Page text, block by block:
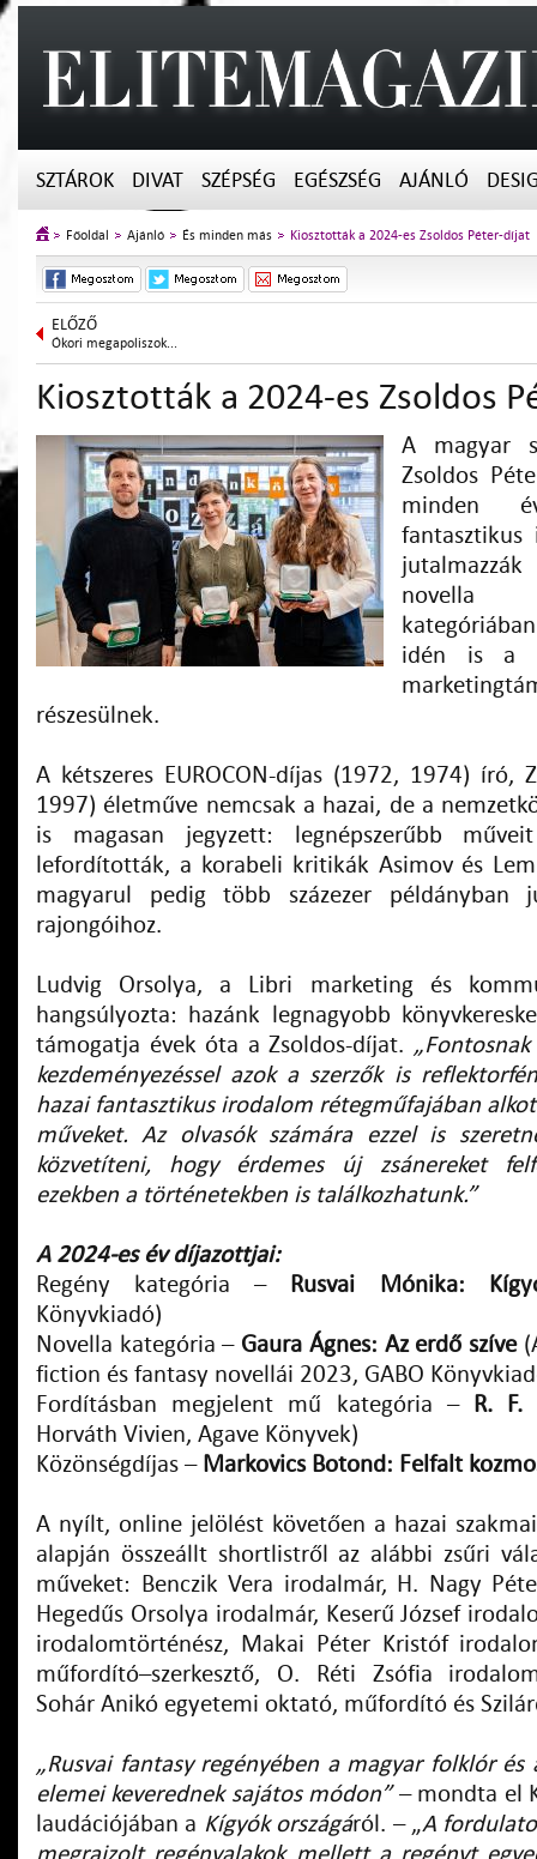
SZTÁROK DIVAT SZÉPSÉG EGÉSZSÉG AJÁNLÓ
Főoldal Ajánló És minden más Kiosztották a 2024-es Zsoldos Péter-díjat
ELŐZŐ
Ókori megapoliszok...
Kiosztották a 2024-es Zsoldos
A magyar
Zsoldos
minden
fantasztikus
novella
idén is a
részesülnek.
A kétszeres EUROCON-díjas (1972, 1974) író,
1997) életműve nemcsak a hazai, de a
is magasan jegyzett: legnépszerűbb
lefordították, a korabeli kritikák Asimov és
magyarul pedig több százezer
rajongóihoz.
Ludvig Orsolya, a Libri marketing és
hangsúlyozta: hazánk legnagyobb
támogatja évek óta a Zsoldos-díjat.
kezdeményezéssel azok a szerzők is
hazai fantasztikus irodalom rétegműfajában
műveket. Az olvasók számára ezzel is
közvetíteni, hogy érdemes új zsánereket
ezekben a történetekben is találkozhatunk.”
A 2024-es év díjazottjai:
Regény kategória – Rusvai Mónika:
Könyvkiadó)
Novella kategória – Gaura Ágnes: Az erdő szíve
fiction és fantasy novellái 2023, GABO
Fordításban megjelent mű kategória – R. F.
Horváth Vivien, Agave Könyvek)
Közönségdíjas – Markovics Botond: Felfalt
A nyílt, online jelölést követően a hazai szakmai
alapján összeállt shortlistről az alábbi zsűri
műveket: Benczik Vera irodalmár, H. Nagy
Hegedűs Orsolya irodalmár, Keserű József
irodalomtörténész, Makai Péter Kristóf
műfordító–szerkesztő, O. Réti Zsófia
Sohár Anikó egyetemi oktató, műfordító és
„Rusvai fantasy regényében a magyar folklór
elemei keverednek sajátos módon”– mondta el
laudációjában a Kígyók országáról. – „A